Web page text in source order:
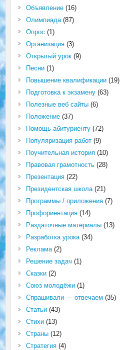
Объявление(16)
Олимпиада(87)
Опрос (1)
Организация(3)
Открытый урок(9)
Песни(1)
Повышение квалификации(19)
Подготовка к экзамену(63)
Полезные веб сайты(6)
Положение(37)
Помощь абитуриенту(72)
Популяризация работ(9)
Поучительная история(10)
Правовая грамотность(28)
Презентация(22)
Президентская школа(21)
Программы / приложения(7)
Профориентация(14)
Раздаточные материалы(13)
Разработка урока(34)
Реклама(2)
Решение задач (1)
Сказки(2)
Союз молодёжи(1)
Спрашивали — отвечаем (35)
Статьи(43)
Стихи(13)
Страны(12)
Стратегия(4)